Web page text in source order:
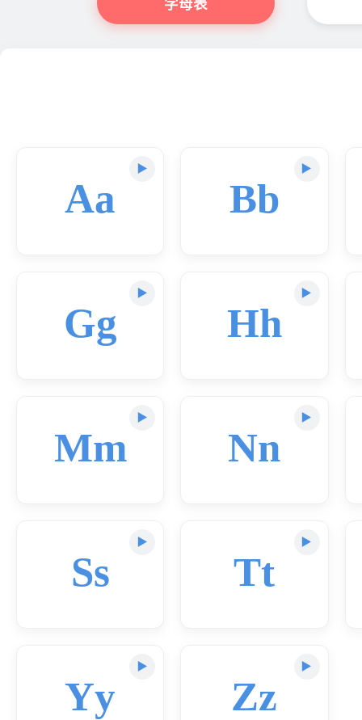
字母表
Aa
▶️
Bb
▶️
Gg
▶️
Hh
▶️
Mm
▶️
Nn
▶️
Ss
▶️
Tt
▶️
Yy
▶️
Zz
▶️